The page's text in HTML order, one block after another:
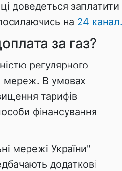
доведеться заплатити
на 24 канал.
за газ?
регулярного
мереж. В умовах
тарифів
фінансування
мережі України"
додаткові